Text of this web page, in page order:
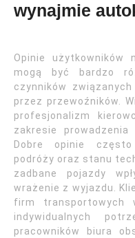
wynajmie
Opinie użytkowników
mogą być bardzo
czynników
przez przewoźników.
profesjonalizm
zakresie prowadzenia
Dobre opinie
podróży oraz stanu
zadbane pojazdy
wrażenie z wyjazdu.
firm transportowych
indywidualnych
pracowników biura